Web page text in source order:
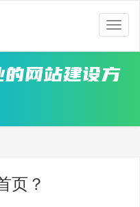
数
年
网
路
网站建设方
页？